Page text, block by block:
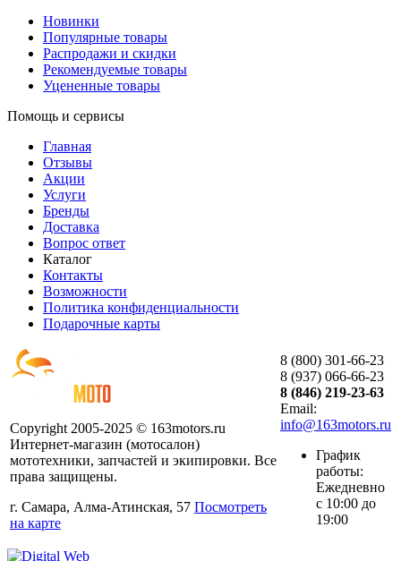
Новинки
Популярные товары
Распродажи и скидки
Рекомендуемые товары
Уцененные товары
Помощь и сервисы
Главная
Отзывы
Акции
Услуги
Бренды
Доставка
Вопрос ответ
Каталог
Контакты
Возможности
Политика конфиденциальности
Подарочные карты
Copyright 2005-2025 © 163motors.ru
Интернет-магазин (мотосалон)
мототехники, запчастей и экипировки. Все
права защищены.
г. Самара, Алма-Атинская, 57 Посмотреть
на карте
8 (800) 301-66-23
8 (937) 066-66-23
8 (846) 219-23-63
Email:
info@163motors.ru
График
работы:
Ежедневно
с 10:00 до
19:00